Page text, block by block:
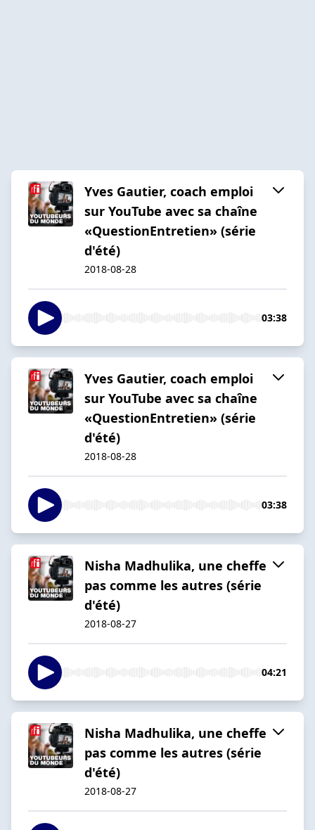
Yves Gautier, coach emploi
sur YouTube avec sa chaîne
«QuestionEntretien» (série
d'été)
2018-08-28
03:38
Yves Gautier, coach emploi
sur YouTube avec sa chaîne
«QuestionEntretien» (série
d'été)
2018-08-28
03:38
Nisha Madhulika, une cheffe
pas comme les autres (série
d'été)
2018-08-27
04:21
Nisha Madhulika, une cheffe
pas comme les autres (série
d'été)
2018-08-27